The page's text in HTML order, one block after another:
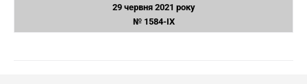
29 червня 2021 року
№ 1584-IX